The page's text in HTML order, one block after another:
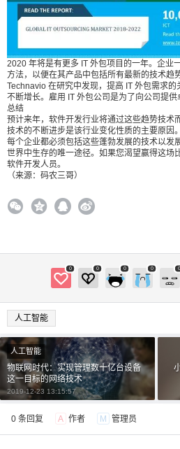
2020 年将是有更多 IT 外包项目的一年。企业
方法，以便在其产品中包括所有最新的技术趋势
Technavio 在研究中发现，提高 IT 外包需求
不断增长。雇用 IT 外包公司是为了向公司提供
总结
预计来年，软件开发行业将通过这些趋势技术
技术的不断进步是该行业变化性质的主要原因。
每个企业都必须包括这些蓬勃发展的技术以发
世界中生存的唯一途径。如果您渴望赢得这场
软件开发人员。
（来源：码农三哥）
0 0 0 0 0
人工智能
人工智能
物联网时代：实现管理数十亿台设备
这一目标的网络技术
2019-12-23 13:15:57
0 条回复 A 作者 M 管理员